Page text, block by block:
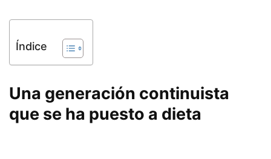
Índice
Una generación continuista
que se ha puesto a dieta